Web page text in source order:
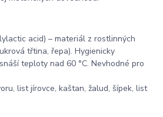
acid) – materiál z rostlinných
třtina, řepa). Hygienicky
teploty nad 60 °C. Nevhodné pro
list jírovce, kaštan, žalud, šípek, list